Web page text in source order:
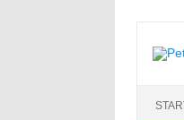
springen